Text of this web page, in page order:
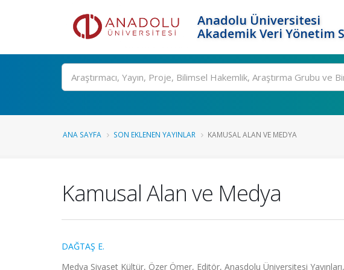
Anadolu Üniversitesi
Akademik Veri Yönetim
Ara
ANA SAYFA SON EKLENEN YAYINLAR KAMUSAL ALAN VE MEDYA
Kamusal Alan ve Medya
DAĞTAŞ E.
Medya Siyaset Kültür, Özer Ömer, Editör, Anasdolu Üniversitesi